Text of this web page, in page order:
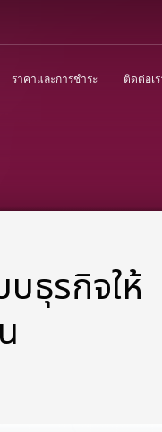
ราคาและการชำระ ติดต่อเร
ธุรกิจให้